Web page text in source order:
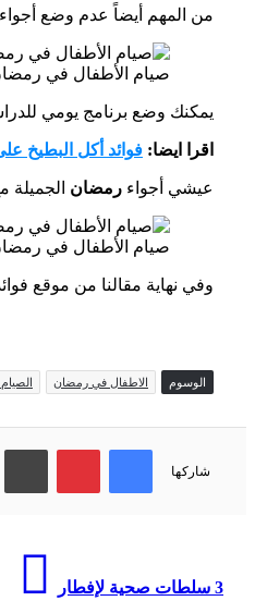
من المهم أيضاً عدم وضع
صيام الأطفال في
يمكنك وضع برنامج يومي
اقرا ايضا: فوائد أكل البطيخ على
عيشي أجواء رمضان
صيام الأطفال في
وفي نهاية مقالنا من موقع
الوسوم الاطفال في رمضان
شاركها
فيسبوك
3 سلطات صحية لإفطار